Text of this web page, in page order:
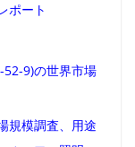
ポート
52-9)の世界市場
規模調査、用途